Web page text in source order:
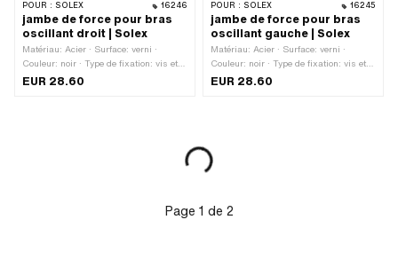
POUR : SOLEX 16246
jambe de force pour bras
oscillant droit | Solex
Matériau: Acier · Surface: verni ·
Couleur: noir · Type de fixation: vis et
écrous
EUR 28.60
POUR : SOLEX 16245
jambe de force pour bras
oscillant gauche | Solex
Matériau: Acier · Surface: verni ·
Couleur: noir · Type de fixation: vis et
écrous
EUR 28.60
Page 1 de 2